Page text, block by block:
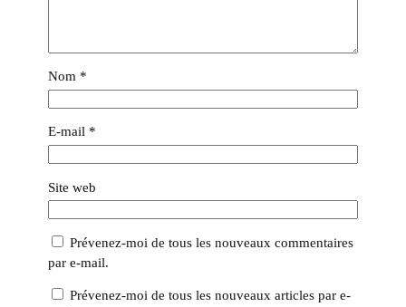
Nom *
E-mail *
Site web
Prévenez-moi de tous les nouveaux commentaires
par e-mail.
Prévenez-moi de tous les nouveaux articles par e-